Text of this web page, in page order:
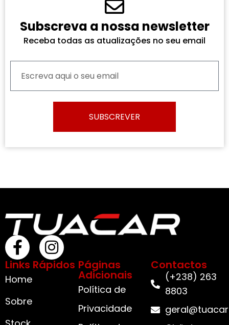
Subscreva a nossa newsletter
Receba todas as atualizações no seu email
SUBSCREVER
Links Rápidos
Home
Sobre
Páginas
Adicionais
Política de
Privacidade
Contactos
(+238) 263
8803